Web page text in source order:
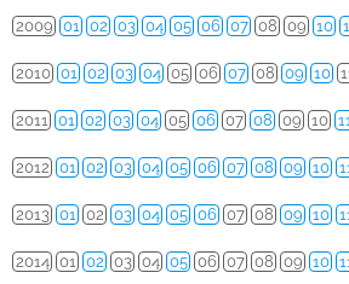
2009 01 02 03 04 05 06 07 08 09 10
2010 01 02 03 04 05 06 07 08 09 10
2011 01 02 03 04 05 06 07 08 09 10 11
2012 01 02 03 04 05 06 07 08 09 10
2013 01 02 03 04 05 06 07 08 09 10
2014 01 02 03 04 05 06 07 08 09 10